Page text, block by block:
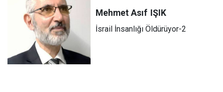
Mehmet Asıf IŞIK
İsrail İnsanlığı Öldürüyor-2